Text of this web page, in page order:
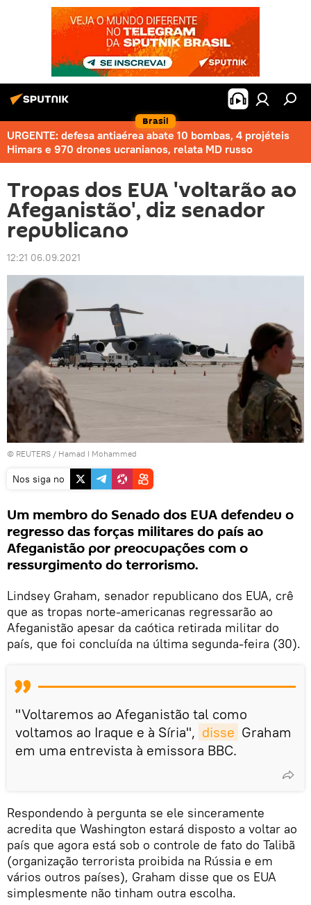
Brasil
URGENTE: defesa antiaérea abate 10 bombas, 4 projéteis
Himars e 970 drones ucranianos, relata MD russo
Tropas dos EUA 'voltarão ao
Afeganistão', diz senador
republicano
12:21 06.09.2021
© REUTERS / Hamad I Mohammed
Nos siga no
Um membro do Senado dos EUA defendeu o
regresso das forças militares do país ao
Afeganistão por preocupações com o
ressurgimento do terrorismo.
Lindsey Graham, senador republicano dos EUA, crê
que as tropas norte-americanas regressarão ao
Afeganistão apesar da caótica retirada militar do
país, que foi concluída na última segunda-feira (30).
"Voltaremos ao Afeganistão tal como
voltamos ao Iraque e à Síria", disse Graham
em uma entrevista à emissora BBC.
Respondendo à pergunta se ele sinceramente
acredita que Washington estará disposto a voltar ao
país que agora está sob o controle de fato do Talibã
(organização terrorista proibida na Rússia e em
vários outros países), Graham disse que os EUA
simplesmente não tinham outra escolha.